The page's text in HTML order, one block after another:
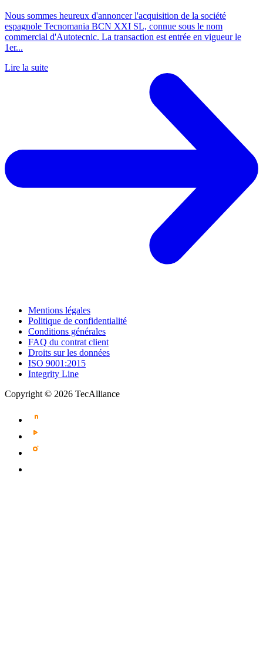
Nous sommes heureux d'annoncer l'acquisition de la société
espagnole Tecnomania BCN XXI SL, connue sous le nom
commercial d'Autotecnic. La transaction est entrée en vigueur le
1er...
Lire la suite
Mentions légales
Politique de confidentialité
Conditions générales
FAQ du contrat client
Droits sur les données
ISO 9001:2015
Integrity Line
Copyright © 2026 TecAlliance